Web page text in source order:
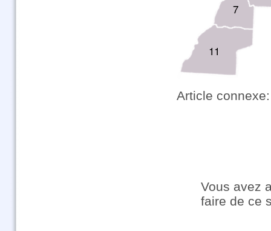
Article
Vous avez
faire de ce